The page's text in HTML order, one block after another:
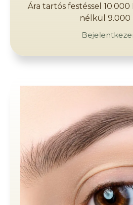
Ára tartós festéssel 10.000
nélkül 9.000